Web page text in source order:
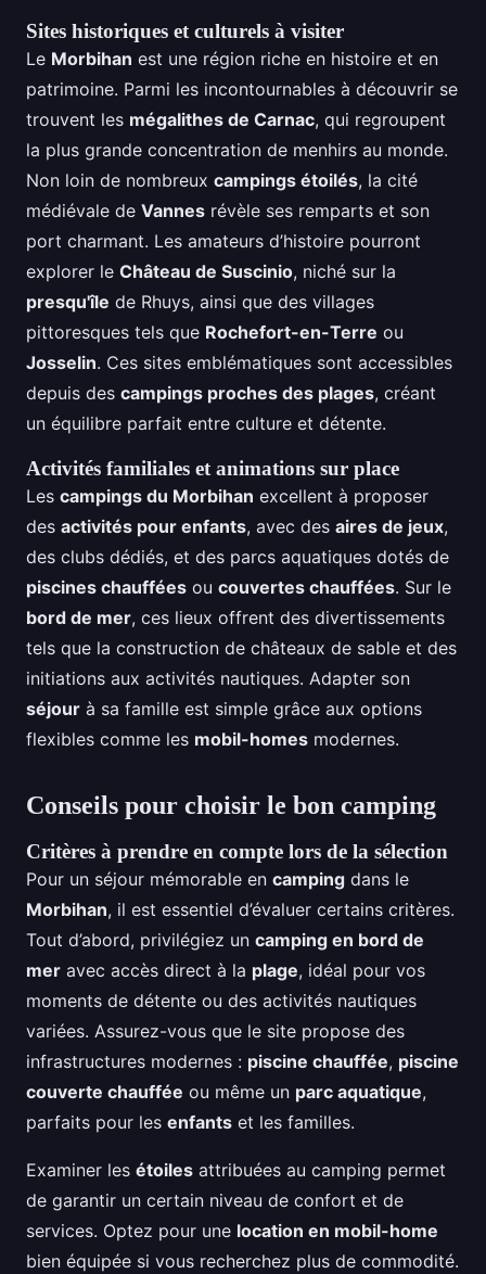
Sites historiques et culturels à visiter
Le Morbihan est une région riche en histoire et en
patrimoine. Parmi les incontournables à découvrir se
trouvent les mégalithes de Carnac, qui regroupent
la plus grande concentration de menhirs au monde.
Non loin de nombreux campings étoilés, la cité
médiévale de Vannes révèle ses remparts et son
port charmant. Les amateurs d’histoire pourront
explorer le Château de Suscinio, niché sur la
presqu'île de Rhuys, ainsi que des villages
pittoresques tels que Rochefort-en-Terre ou
Josselin. Ces sites emblématiques sont accessibles
depuis des campings proches des plages, créant
un équilibre parfait entre culture et détente.
Activités familiales et animations sur place
Les campings du Morbihan excellent à proposer
des activités pour enfants, avec des aires de jeux,
des clubs dédiés, et des parcs aquatiques dotés de
piscines chauffées ou couvertes chauffées. Sur le
bord de mer, ces lieux offrent des divertissements
tels que la construction de châteaux de sable et des
initiations aux activités nautiques. Adapter son
séjour à sa famille est simple grâce aux options
flexibles comme les mobil-homes modernes.
Conseils pour choisir le bon camping
Critères à prendre en compte lors de la sélection
Pour un séjour mémorable en camping dans le
Morbihan, il est essentiel d’évaluer certains critères.
Tout d’abord, privilégiez un camping en bord de
mer avec accès direct à la plage, idéal pour vos
moments de détente ou des activités nautiques
variées. Assurez-vous que le site propose des
infrastructures modernes : piscine chauffée, piscine
couverte chauffée ou même un parc aquatique,
parfaits pour les enfants et les familles.
Examiner les étoiles attribuées au camping permet
de garantir un certain niveau de confort et de
services. Optez pour une location en mobil-home
bien équipée si vous recherchez plus de commodité.